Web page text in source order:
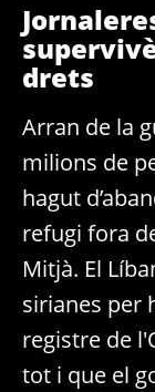
drets
Arran de la
milions de
hagut
refugi fora
Mitjà. El
sirianes per
registre de
tot i que el